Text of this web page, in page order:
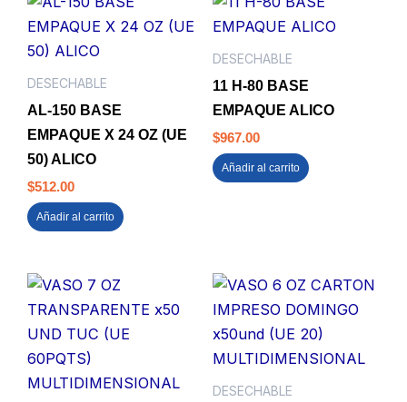
DESECHABLE
AL-150 BASE
EMPAQUE X 24 OZ (UE
50) ALICO
$512.00
Añadir al carrito
DESECHABLE
11 H-80 BASE
EMPAQUE ALICO
$967.00
Añadir al carrito
DESECHABLE